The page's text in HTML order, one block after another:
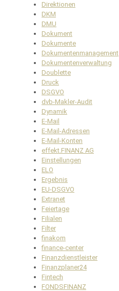
Direktionen
DKM
DMU
Dokument
Dokumente
Dokumentenmanagement
Dokumentenverwaltung
Doublette
Druck
DSGVO
dvb-Makler-Audit
Dynamik
E-Mail
E-Mail-Adressen
E-Mail-Konten
effekt.FINANZ AG
Einstellungen
ELO
Ergebnis
EU-DSGVO
Extranet
Feiertage
Filialen
Filter
finakom
finance-center
Finanzdienstleister
Finanzplaner24
Fintech
FONDSFINANZ